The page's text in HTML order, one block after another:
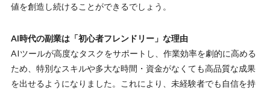
値を創造し続けることができるでしょう。
AI時代の副業は「初心者フレンドリー」な理由
AIツールが高度なタスクをサポートし、作業効率を劇的に高める
ため、特別なスキルや多大な時間・資金がなくても高品質な成果
を出せるようになりました。これにより、未経験者でも自信を持